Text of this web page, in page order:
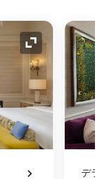
アイコンの拡
デラ